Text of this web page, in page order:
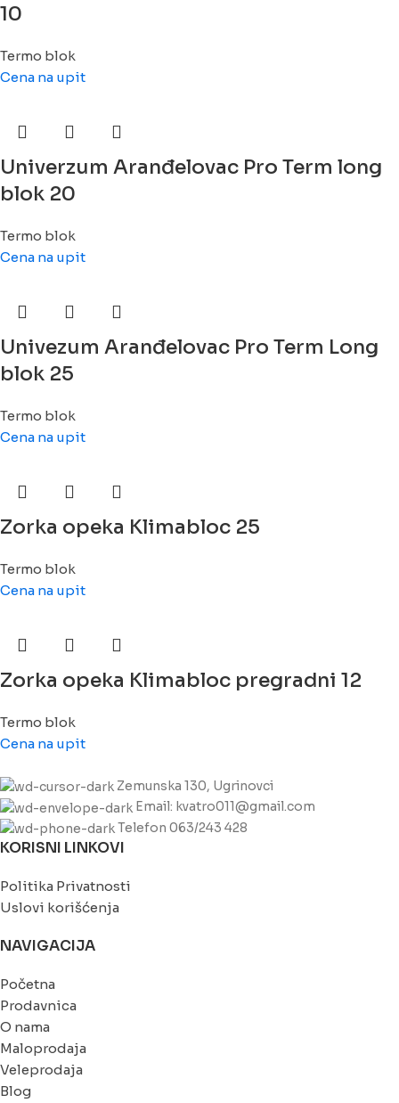
10
Termo blok
Cena na upit
Univerzum Aranđelovac Pro Term long
blok 20
Termo blok
Cena na upit
Univezum Aranđelovac Pro Term Long
blok 25
Termo blok
Cena na upit
Zorka opeka Klimabloc 25
Termo blok
Cena na upit
Zorka opeka Klimabloc pregradni 12
Termo blok
Cena na upit
Zemunska 130, Ugrinovci
Email: kvatro011@gmail.com
Telefon 063/243 428
KORISNI LINKOVI
Politika Privatnosti
Uslovi korišćenja
NAVIGACIJA
Početna
Prodavnica
O nama
Maloprodaja
Veleprodaja
Blog